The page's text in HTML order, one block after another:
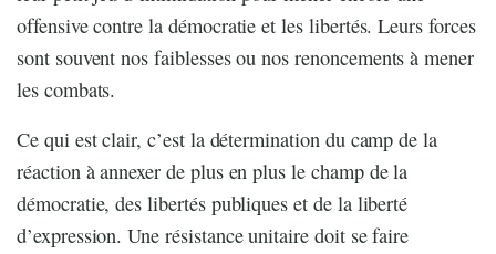
offensive contre la démocratie et les libertés. Leurs forces
sont souvent nos faiblesses ou nos renoncements à mener
les combats.
Ce qui est clair, c’est la détermination du camp de la
réaction à annexer de plus en plus le champ de la
démocratie, des libertés publiques et de la liberté
d’expression. Une résistance unitaire doit se faire